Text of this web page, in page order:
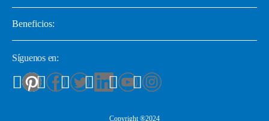
Beneficios:
Síguenos en:
Copyright ®2024